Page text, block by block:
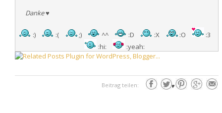
Danke♥
:) :( ;) ^^ :D :X :O
:3
:hi:
:yeah:
♥
Beitrag teilen: